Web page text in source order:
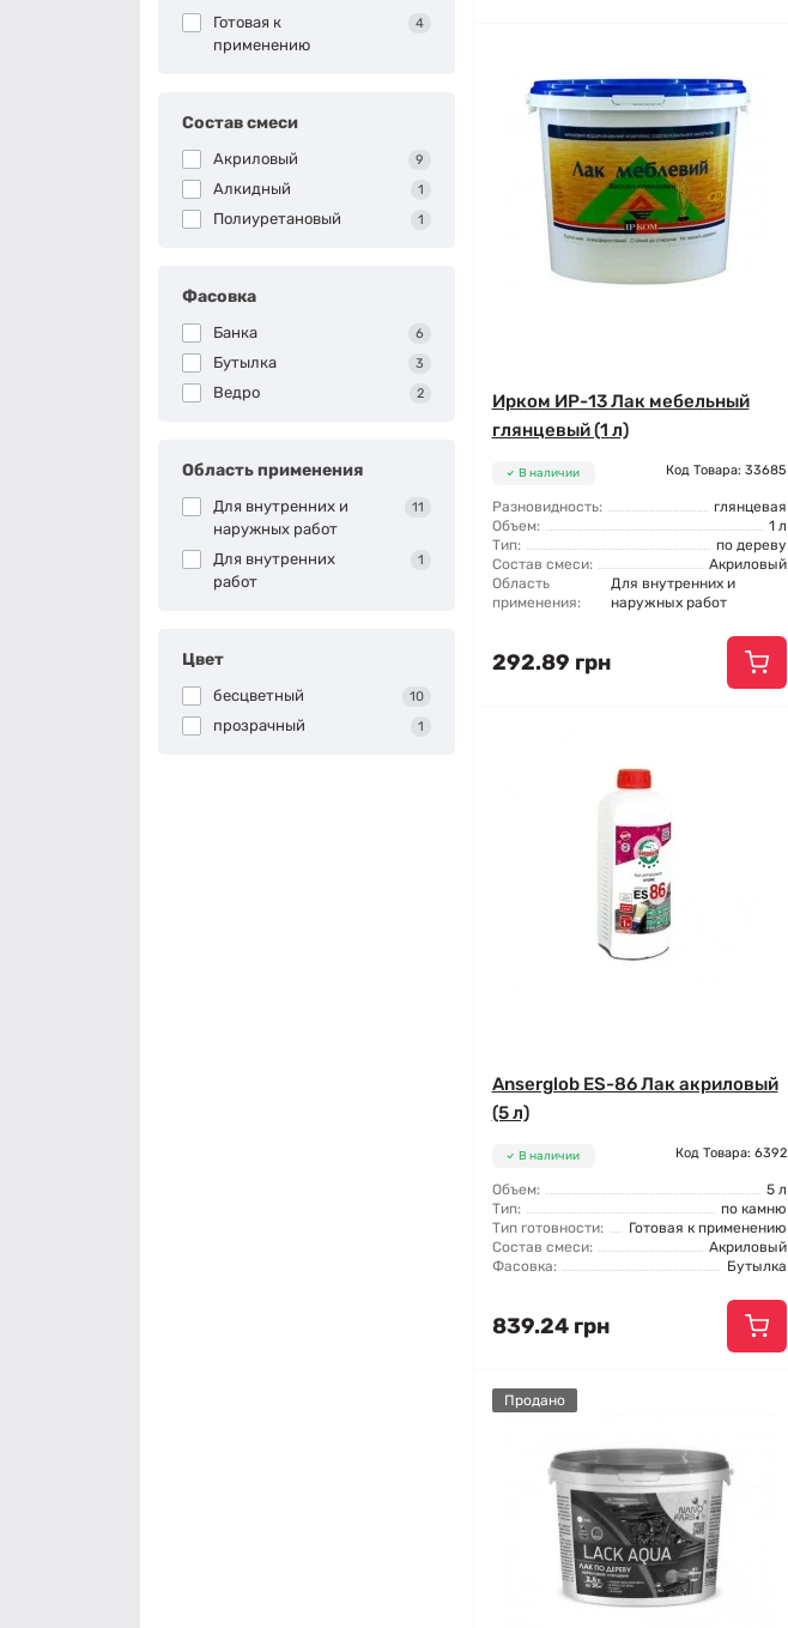
Готовая к
применению
4
Состав смеси
Акриловый 9
Алкидный 1
Полиуретановый 1
Фасовка
Банка 6
Бутылка 3
Ведро 2
Область применения
Для внутренних и
наружных работ
11
Для внутренних
работ
1
Цвет
бесцветный 10
прозрачный 1
Ирком ИР-13 Лак мебельный
глянцевый (1 л)
В наличии Код Товара: 33685
Разновидность:
глянцевая
Объем:
1 л
Тип:
по дереву
Состав смеси:
Акриловый
Область
применения:
Для внутренних и
наружных работ
292.89 грн
Anserglob ES-86 Лак акриловый
(5 л)
В наличии Код Товара: 6392
Объем:
5 л
Тип:
по камню
Тип готовности:
Готовая к применению
Состав смеси:
Акриловый
Фасовка:
Бутылка
839.24 грн
Продано